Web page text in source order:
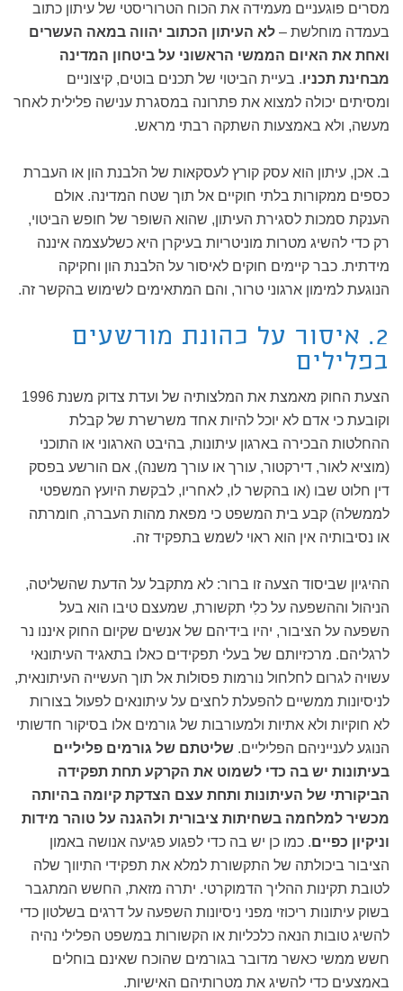
מסרים פוגעניים מעמידה את הכוח הטרוריסטי של עיתון כתוב
בעמדה מוחלשת – לא העיתון הכתוב יהווה במאה העשרים
ואחת את האיום הממשי הראשוני על ביטחון המדינה
מבחינת תכניו. בעיית הביטוי של תכנים בוטים, קיצוניים
ומסיתים יכולה למצוא את פתרונה במסגרת ענישה פלילית לאחר
מעשה, ולא באמצעות השתקה רבתי מראש.
ב. אכן, עיתון הוא עסק קורץ לעסקאות של הלבנת הון או העברת
כספים ממקורות בלתי חוקיים אל תוך שטח המדינה. אולם
הענקת סמכות לסגירת העיתון, שהוא השופר של חופש הביטוי,
רק כדי להשיג מטרות מוניטריות בעיקרן היא כשלעצמה איננה
מידתית. כבר קיימים חוקים לאיסור על הלבנת הון וחקיקה
הנוגעת למימון ארגוני טרור, והם המתאימים לשימוש בהקשר זה.
2. איסור על כהונת מורשעים
בפלילים
הצעת החוק מאמצת את המלצותיה של ועדת צדוק משנת 1996
וקובעת כי אדם לא יוכל להיות אחד משרשרת של קבלת
ההחלטות הבכירה בארגון עיתונות, בהיבט הארגוני או התוכני
(מוציא לאור, דירקטור, עורך או עורך משנה), אם הורשע בפסק
דין חלוט שבו (או בהקשר לו, לאחריו, לבקשת היועץ המשפטי
לממשלה) קבע בית המשפט כי מפאת מהות העברה, חומרתה
או נסיבותיה אין הוא ראוי לשמש בתפקיד זה.
ההיגיון שביסוד הצעה זו ברור: לא מתקבל על הדעת שהשליטה,
הניהול וההשפעה על כלִי תקשורת, שמעצם טיבו הוא בעל
השפעה על הציבור, יהיו בידיהם של אנשים שקיום החוק איננו נר
לרגליהם. מרכזיותם של בעלי תפקידים כאלו בתאגיד העיתונאי
עשויה לגרום לחלחול נורמות פסולות אל תוך העשייה העיתונאית,
לניסיונות ממשיים להפעלת לחצים על עיתונאים לפעול בצורות
לא חוקיות ולא אתיות ולמעורבות של גורמים אלו בסיקור חדשותי
הנוגע לענייניהם הפליליים. שליטתם של גורמים פליליים
בעיתונות יש בה כדי לשמוט את הקרקע תחת תפקידה
הביקורתי של העיתונות ותחת עצם הצדקת קיומה בהיותה
מכשיר למלחמה בשחיתות ציבורית ולהגנה על טוהר מידות
וניקיון כפיים. כמו כן יש בה כדי לפגוע פגיעה אנושה באמון
הציבור ביכולתה של התקשורת למלא את תפקידי התיווך שלה
לטובת תקינות ההליך הדמוקרטי. יתרה מזאת, החשש המתגבר
בשוק עיתונות ריכוזי מפני ניסיונות השפעה על דרגים בשלטון כדי
להשיג טובות הנאה כלכליות או הקשורות במשפט הפלילי נהיה
חשש ממשי כאשר מדובר בגורמים שהוכח שאינם בוחלים
באמצעים כדי להשיג את מטרותיהם האישיות.